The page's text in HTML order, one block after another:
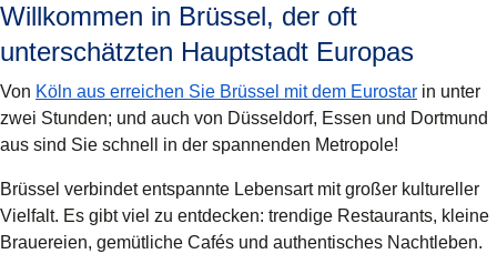
Willkommen in Brüssel, der oft
unterschätzten Hauptstadt Europas
Von Köln aus erreichen Sie Brüssel mit dem Eurostar in unter
zwei Stunden; und auch von Düsseldorf, Essen und Dortmund
aus sind Sie schnell in der spannenden Metropole!
Brüssel verbindet entspannte Lebensart mit großer kultureller
Vielfalt. Es gibt viel zu entdecken: trendige Restaurants, kleine
Brauereien, gemütliche Cafés und authentisches Nachtleben.